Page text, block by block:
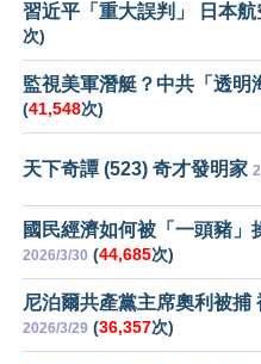
習近平「重大誤判」 日本
次)
監視美軍潛艇？中共「透明
(41,548次)
天下奇譚 (523) 奇才發明家
國民經濟如何被「一頭豬」
2026/3/30 (44,685次)
尼泊爾共產黨主席奧利被捕
2026/3/29 (36,357次)